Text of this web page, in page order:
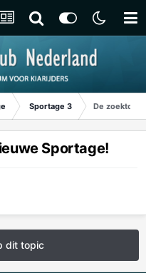
Sportage 3 De
Sportage!
dit topic